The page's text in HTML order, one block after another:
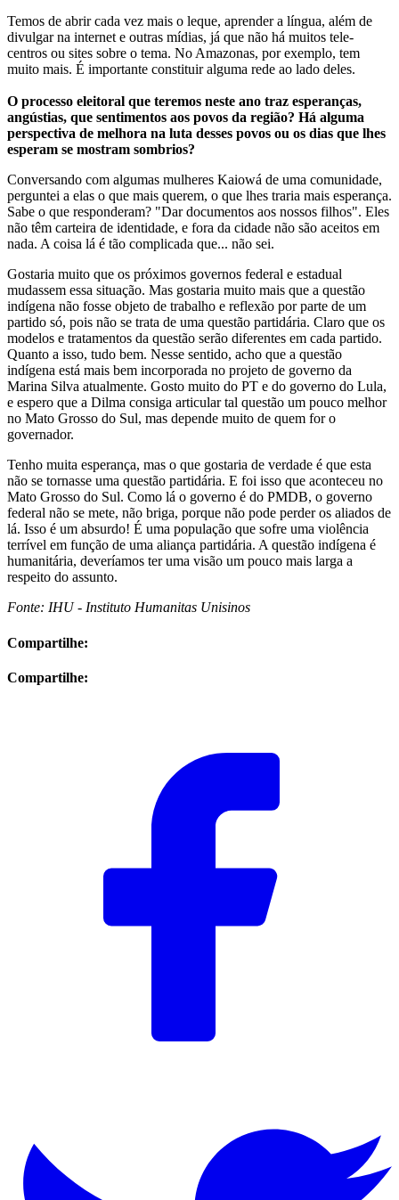
Temos de abrir cada vez mais o leque, aprender a língua, além de
divulgar na internet e outras mídias, já que não há muitos tele-
centros ou sites sobre o tema. No Amazonas, por exemplo, tem
muito mais. É importante constituir alguma rede ao lado deles.
O processo eleitoral que teremos neste ano traz esperanças,
angústias, que sentimentos aos povos da região? Há alguma
perspectiva de melhora na luta desses povos ou os dias que lhes
esperam se mostram sombrios?
Conversando com algumas mulheres Kaiowá de uma comunidade,
perguntei a elas o que mais querem, o que lhes traria mais esperança.
Sabe o que responderam? "Dar documentos aos nossos filhos". Eles
não têm carteira de identidade, e fora da cidade não são aceitos em
nada. A coisa lá é tão complicada que... não sei.
Gostaria muito que os próximos governos federal e estadual
mudassem essa situação. Mas gostaria muito mais que a questão
indígena não fosse objeto de trabalho e reflexão por parte de um
partido só, pois não se trata de uma questão partidária. Claro que os
modelos e tratamentos da questão serão diferentes em cada partido.
Quanto a isso, tudo bem. Nesse sentido, acho que a questão
indígena está mais bem incorporada no projeto de governo da
Marina Silva atualmente. Gosto muito do PT e do governo do Lula,
e espero que a Dilma consiga articular tal questão um pouco melhor
no Mato Grosso do Sul, mas depende muito de quem for o
governador.
Tenho muita esperança, mas o que gostaria de verdade é que esta
não se tornasse uma questão partidária. E foi isso que aconteceu no
Mato Grosso do Sul. Como lá o governo é do PMDB, o governo
federal não se mete, não briga, porque não pode perder os aliados de
lá. Isso é um absurdo! É uma população que sofre uma violência
terrível em função de uma aliança partidária. A questão indígena é
humanitária, deveríamos ter uma visão um pouco mais larga a
respeito do assunto.
Fonte: IHU - Instituto Humanitas Unisinos
Compartilhe:
Compartilhe: